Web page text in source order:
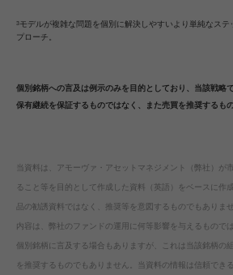
3モデルが複雑な問題を個別に解決しやすいより単純なス
プローチ。
個別銘柄への言及は例示のみを目的としており、当該戦略
保有継続を保証するものではなく、また売買を推奨するも
当資料は、アモーヴァ・アセットマネジメント（弊社）が
ること等を目的として作成した資料（英語）をベースに作
品の勧誘資料ではなく、推奨等を意図するものでもありま
内容は、弊社のファンドの運用に何等影響を与えるもので
個別銘柄に言及する場合もありますが、これは当該銘柄の
を推奨するものでもありません。当資料の情報は信頼でき